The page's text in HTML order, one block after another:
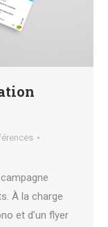
À la charge
et d’un flyer